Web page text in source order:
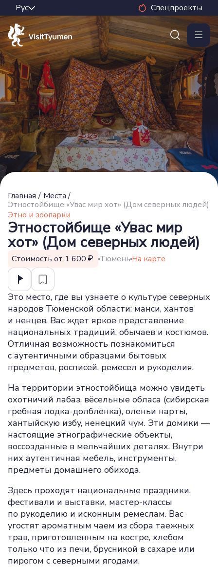
Спецпроекты
Главная / Места /
Этностойбище «Увас мир хот» (Дом северных людей)
Этно и зоопарки
Этностойбище «Увас мир
хот» (Дом северных людей)
Стоимость от 1 600 ТюменьНа карте
Это место, где вы узнаете о культуре северных
народов Тюменской области: манси, хантов
и ненцев. Вас ждет яркое представление
национальных традиций, обычаев и костюмов.
Отличная возможность познакомиться
с аутентичными образцами бытовых
предметов, росписей, ремесел и рукоделия.
На территории этностойбища можно увидеть
охотничий лабаз, вёсельные обласа (сибирская
гребная лодка-долблёнка), оленьи нарты,
хантыйскую избу, ненецкий чум. Эти домики —
настоящие этнографические объекты,
воссозданные в мельчайших деталях. Внутри
них аутентичная мебель, инструменты,
предметы домашнего обихода.
Здесь проходят национальные праздники,
фестивали и выставки, мастер-классы
по рукоделию и исконным ремеслам. Вас
угостят ароматным чаем из сбора таежных
трав, приготовленным на костре, хлебом
только что из печи, брусникой в сахаре или
пирогом с северными ягодами.